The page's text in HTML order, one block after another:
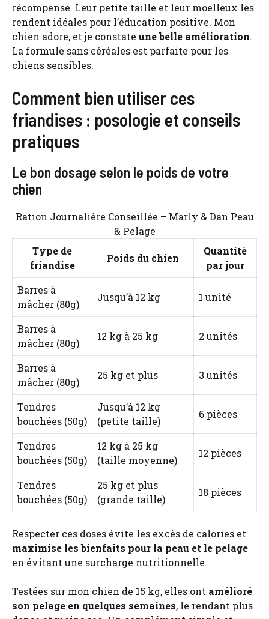
récompense. Leur petite taille et leur moelleux les
rendent idéales pour l’éducation positive. Mon
chien adore, et je constate une belle amélioration.
La formule sans céréales est parfaite pour les
chiens sensibles.
Comment bien utiliser ces
friandises : posologie et conseils
pratiques
Le bon dosage selon le poids de votre
chien
Ration Journalière Conseillée – Marly & Dan Peau
& Pelage
Type de
friandise
Poids du chien
Quantité
par jour
Barres à
mâcher (80g)
Jusqu’à 12 kg 1 unité
Barres à
mâcher (80g)
12 kg à 25 kg 2 unités
Barres à
mâcher (80g)
25 kg et plus 3 unités
Tendres
bouchées (50g)
Jusqu’à 12 kg
(petite taille)
6 pièces
Tendres
bouchées (50g)
12 kg à 25 kg
(taille moyenne)
12 pièces
Tendres
bouchées (50g)
25 kg et plus
(grande taille)
18 pièces
Respecter ces doses évite les excès de calories et
maximise les bienfaits pour la peau et le pelage
en évitant une surcharge nutritionnelle.
Testées sur mon chien de 15 kg, elles ont amélioré
son pelage en quelques semaines, le rendant plus